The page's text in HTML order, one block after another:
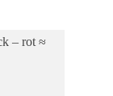
– rot ≈